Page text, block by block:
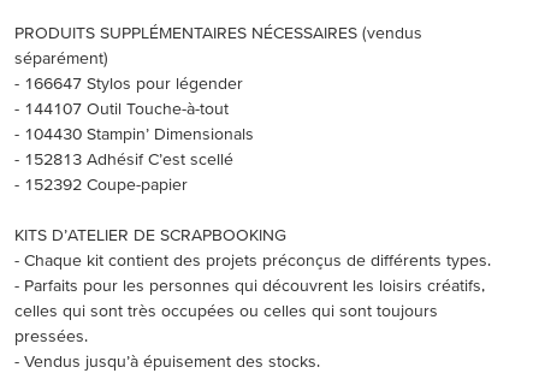
PRODUITS SUPPLÉMENTAIRES NÉCESSAIRES (vendus
séparément)
- 166647 Stylos pour légender
- 144107 Outil Touche-à-tout
- 104430 Stampin’ Dimensionals
- 152813 Adhésif C’est scellé
- 152392 Coupe-papier
KITS D’ATELIER DE SCRAPBOOKING
- Chaque kit contient des projets préconçus de différents types.
- Parfaits pour les personnes qui découvrent les loisirs créatifs,
celles qui sont très occupées ou celles qui sont toujours
pressées.
- Vendus jusqu’à épuisement des stocks.